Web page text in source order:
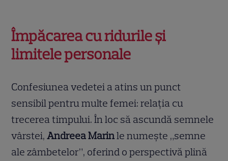
Împăcarea cu ridurile și
limitele personale
Confesiunea vedetei a atins un punct
sensibil pentru multe femei: relația cu
trecerea timpului. În loc să ascundă semnele
vârstei,Andreea Marinle numește „semne
ale zâmbetelor”, oferind o perspectivă plină